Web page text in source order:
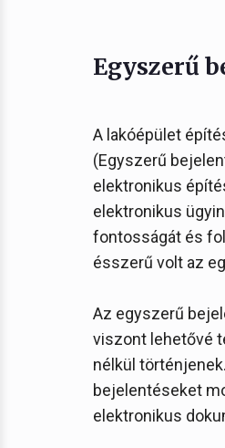
Egyszerű
A lakóépület
(Egyszerű
elektronikus
elektronikus
fontosságát és
ésszerű volt az
Az egyszerű
viszont lehetővé
nélkül
bejelentéseket
elektronikus